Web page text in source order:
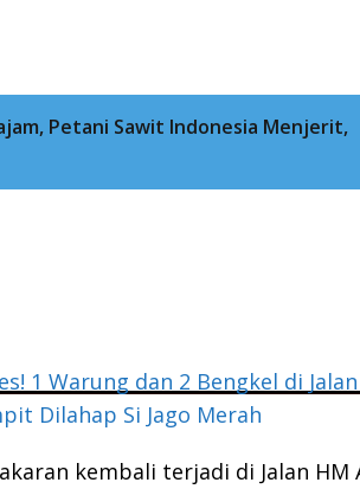
Petani Sawit Indonesia Menjerit,
1 Warung dan 2 Bengkel di
Dilahap Si Jago Merah
kembali terjadi di Jalan HM